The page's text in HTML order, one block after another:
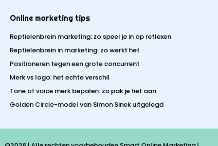
Online marketing tips
Reptielenbrein marketing: zo speel je in op reflexen
Reptielenbrein in marketing: zo werkt het
Positioneren tegen een grote concurrent
Merk vs logo: het echte verschil
Tone of voice merk bepalen: zo pak je het aan
Golden Circle-model van Simon Sinek uitgelegd